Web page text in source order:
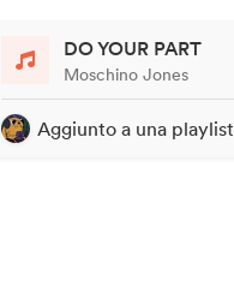
DO YOUR PART
Moschino Jones
Aggiunto a una playlist